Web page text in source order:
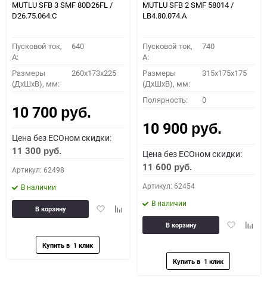
MUTLU SFB 3 SMF 80D26FL /
D26.75.064.C
Пусковой ток,
A:
640
Размеры
(ДхШхВ), мм:
260x173x225
10 700 руб.
Цена без ECOном скидки:
11 300 руб.
Артикул: 62498
В наличии
ДобавитьДобавить
сравнению
В корзину
MUTLU SFB 2 SMF 58014 /
LB4.80.074.A
Пусковой ток,
A:
740
Размеры
(ДхШхВ), мм:
315x175x175
Полярность: 0
10 900 руб.
Цена без ECOном скидки:
11 600 руб.
Артикул: 62454
В наличии
Добавить
В корзину